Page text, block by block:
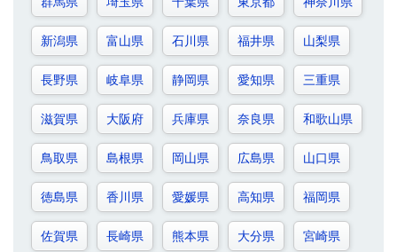
新潟県 富山県 石川県 福井県 山梨県
長野県 岐阜県 静岡県 愛知県 三重県
滋賀県 大阪府 兵庫県 奈良県 和歌山県
鳥取県 島根県 岡山県 広島県 山口県
徳島県 香川県 愛媛県 高知県 福岡県
佐賀県 長崎県 熊本県 大分県 宮崎県